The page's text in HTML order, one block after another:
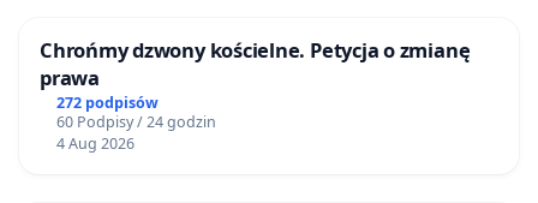
Chrońmy dzwony kościelne. Petycja o zmianę
prawa
272 podpisów
60 Podpisy / 24 godzin
4 Aug 2026